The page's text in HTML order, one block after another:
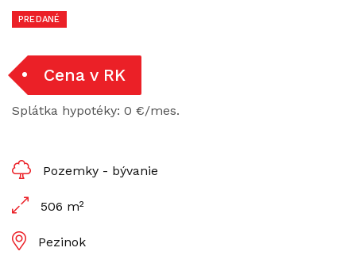
PREDANÉ
Cena v RK
Splátka hypotéky: 0 €/mes.
Pozemky - bývanie
506 m²
Pezinok